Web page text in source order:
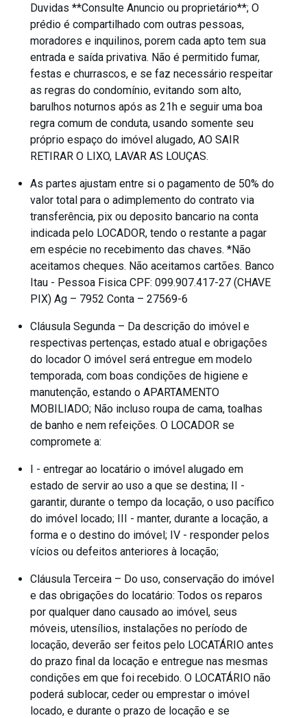
Duvidas **Consulte Anuncio ou proprietário**; O
prédio é compartilhado com outras pessoas,
moradores e inquilinos, porem cada apto tem sua
entrada e saída privativa. Não é permitido fumar,
festas e churrascos, e se faz necessário respeitar
as regras do condomínio, evitando som alto,
barulhos noturnos após as 21h e seguir uma boa
regra comum de conduta, usando somente seu
próprio espaço do imóvel alugado, AO SAIR
RETIRAR O LIXO, LAVAR AS LOUÇAS.
As partes ajustam entre si o pagamento de 50% do
valor total para o adimplemento do contrato via
transferência, pix ou deposito bancario na conta
indicada pelo LOCADOR, tendo o restante a pagar
em espécie no recebimento das chaves. *Não
aceitamos cheques. Não aceitamos cartões. Banco
Itau - Pessoa Fisica CPF: 099.907.417-27 (CHAVE
PIX) Ag – 7952 Conta – 27569-6
Cláusula Segunda – Da descrição do imóvel e
respectivas pertenças, estado atual e obrigações
do locador O imóvel será entregue em modelo
temporada, com boas condições de higiene e
manutenção, estando o APARTAMENTO
MOBILIADO; Não incluso roupa de cama, toalhas
de banho e nem refeições. O LOCADOR se
compromete a:
I - entregar ao locatário o imóvel alugado em
estado de servir ao uso a que se destina; II -
garantir, durante o tempo da locação, o uso pacífico
do imóvel locado; III - manter, durante a locação, a
forma e o destino do imóvel; IV - responder pelos
vícios ou defeitos anteriores à locação;
Cláusula Terceira – Do uso, conservação do imóvel
e das obrigações do locatário: Todos os reparos
por qualquer dano causado ao imóvel, seus
móveis, utensílios, instalações no período de
locação, deverão ser feitos pelo LOCATÁRIO antes
do prazo final da locação e entregue nas mesmas
condições em que foi recebido. O LOCATÁRIO não
poderá sublocar, ceder ou emprestar o imóvel
locado, e durante o prazo de locação e se